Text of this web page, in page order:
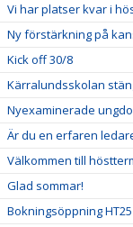
Vi har platser kvar i
Ny förstärkning på
Kick off 30/8
Kärralundsskolan
Nyexaminerade
Är du en erfaren
Välkommen till
Glad sommar!
Bokningsöppning HT25